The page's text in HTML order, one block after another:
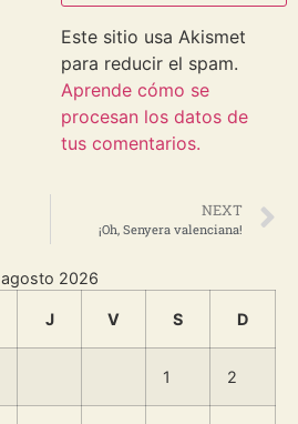
Este sitio usa Akismet
para reducir el spam.
Aprende cómo se
procesan los datos de
tus comentarios.
NEXT
¡Oh, Senyera valenciana!
agosto 2026
J V S D
1 2